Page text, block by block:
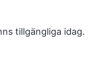
tillgängliga idag.